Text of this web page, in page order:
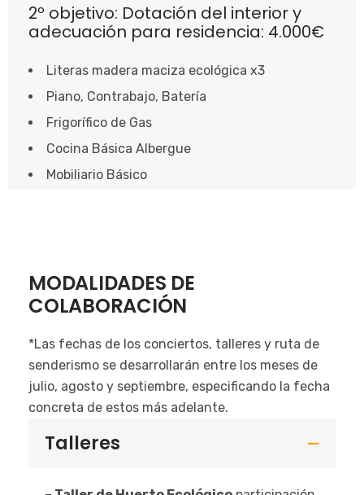
2º objetivo: Dotación del interior y
adecuación para residencia: 4.000€
Literas madera maciza ecológica x3
Piano, Contrabajo, Batería
Frigorífico de Gas
Cocina Básica Albergue
Mobiliario Básico
MODALIDADES DE
COLABORACIÓN
*Las fechas de los conciertos, talleres y ruta de
senderismo se desarrollarán entre los meses de
julio, agosto y septiembre, especificando la fecha
concreta de estos más adelante.
Talleres